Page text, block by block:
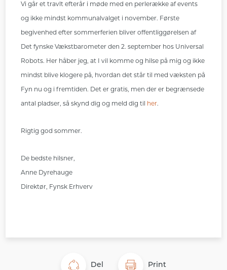
Vi går et travlt efterår i møde med en perlerække af events
og ikke mindst kommunalvalget i november. Første
begivenhed efter sommerferien bliver offentliggørelsen af
Det fynske Vækstbarometer den 2. september hos Universal
Robots. Her håber jeg, at I vil komme og hilse på mig og ikke
mindst blive klogere på, hvordan det står til med væksten på
Fyn nu og i fremtiden. Det er gratis, men der er begrænsede
antal pladser, så skynd dig og meld dig til her.
Rigtig god sommer.
De bedste hilsner,
Anne Dyrehauge
Direktør, Fynsk Erhverv
Del Print